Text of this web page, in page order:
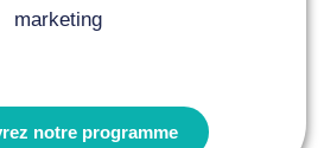
marketing
notre programme